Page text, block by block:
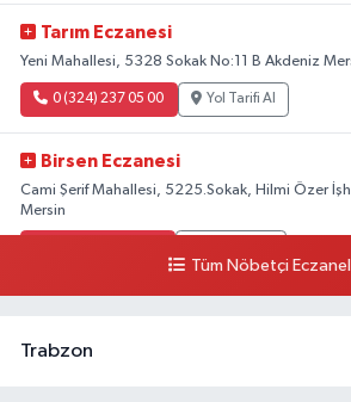
Tarım Eczanesi
Yeni Mahallesi, 5328 Sokak No:11 B Akdeniz
0 (324) 237 05 00 Yol Tarifi Al
Birsen Eczanesi
Cami Şerif Mahallesi, 5225.Sokak, Hilmi Özer
Mersin
Tüm Nöbetçi
Trabzon